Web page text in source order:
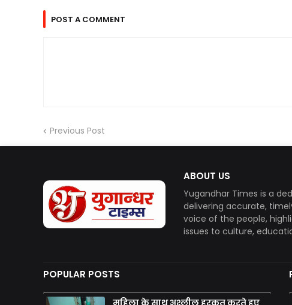
POST A COMMENT
Previous Post
ABOUT US
Yugandhar Times is a
delivering accurate,
voice of the people,
issues to culture,
POPULAR POSTS